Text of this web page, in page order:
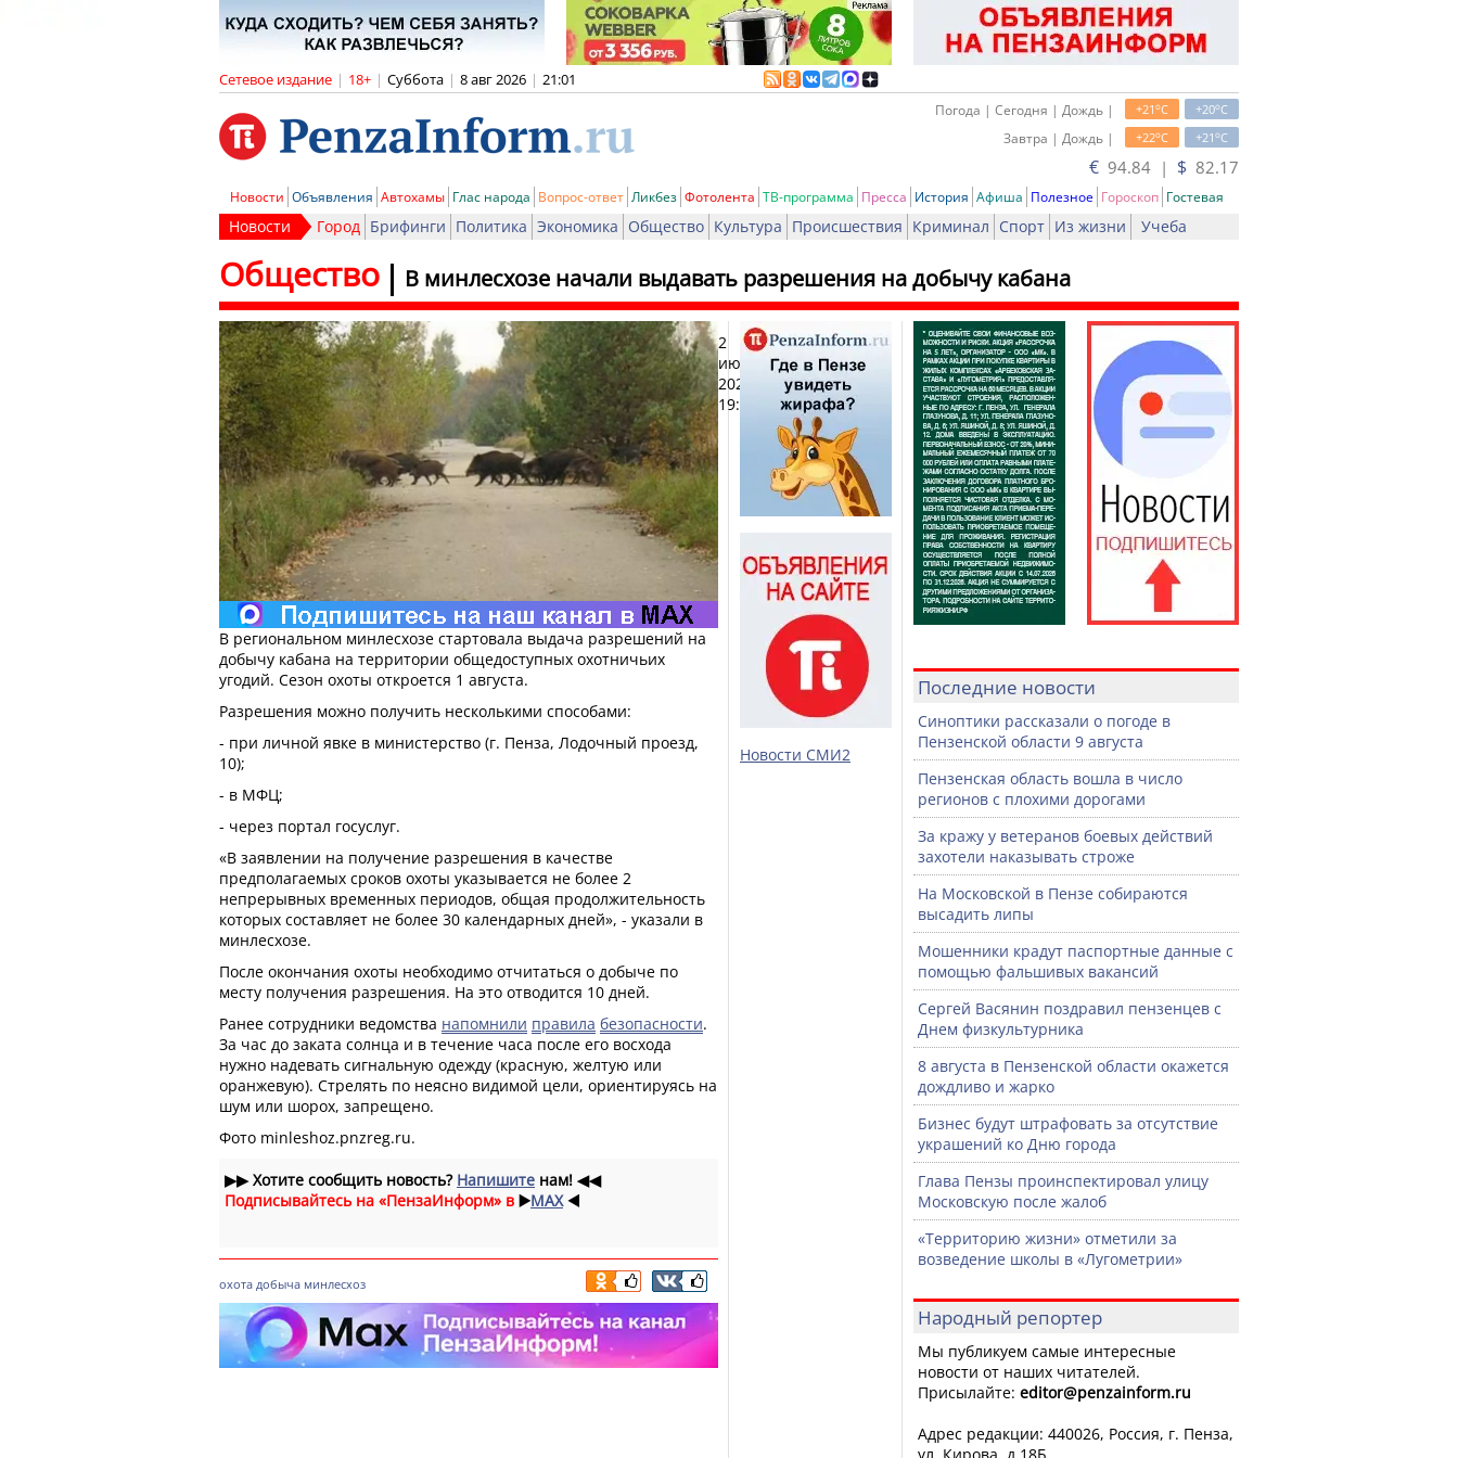
Сетевое издание | 18+ | Суббота | 8 авг 2026 | 21:01
+20oC
+21oC
Погода | Сегодня | Дождь |
+21oC
+22oC
Завтра | Дождь |
€ 94.84 | $ 82.17
Новости Объявления Автохамы Глас народа Вопрос-ответ Ликбез Фотолента ТВ-программа Пресса История Афиша Полезное Гороскоп Гостевая
Новости Город Брифинги Политика Экономика Общество Культура Происшествия Криминал Спорт Из жизни Учеба
В минлесхозе начали выдавать разрешения на добычу кабана
Общество
2
июля
2026,
19:29
Печать
В региональном минлесхозе стартовала выдача разрешений на
добычу кабана на территории общедоступных охотничьих
угодий. Сезон охоты откроется 1 августа.
Разрешения можно получить несколькими способами:
- при личной явке в министерство (г. Пенза, Лодочный проезд,
10);
- в МФЦ;
- через портал госуслуг.
«В заявлении на получение разрешения в качестве
предполагаемых сроков охоты указывается не более 2
непрерывных временных периодов, общая продолжительность
которых составляет не более 30 календарных дней», - указали в
минлесхозе.
После окончания охоты необходимо отчитаться о добыче по
месту получения разрешения. На это отводится 10 дней.
Ранее сотрудники ведомства напомнили правила безопасности.
За час до заката солнца и в течение часа после его восхода
нужно надевать сигнальную одежду (красную, желтую или
оранжевую). Стрелять по неясно видимой цели, ориентируясь на
шум или шорох, запрещено.
Фото minleshoz.pnzreg.ru.
▶▶Хотите сообщить новость? Напишите нам! ◀◀
Подписывайтесь на «ПензаИнформ» в ▶️MAX ◀️
охота добыча минлесхоз
Новости СМИ2
Последние новости
Синоптики рассказали о погоде в
Пензенской области 9 августа
Пензенская область вошла в число
регионов с плохими дорогами
За кражу у ветеранов боевых действий
захотели наказывать строже
На Московской в Пензе собираются
высадить липы
Мошенники крадут паспортные данные с
помощью фальшивых вакансий
Сергей Васянин поздравил пензенцев с
Днем физкультурника
8 августа в Пензенской области окажется
дождливо и жарко
Бизнес будут штрафовать за отсутствие
украшений ко Дню города
Глава Пензы проинспектировал улицу
Московскую после жалоб
«Территорию жизни» отметили за
возведение школы в «Лугометрии»
Народный репортер
Мы публикуем самые интересные
новости от наших читателей.
Присылайте: editor@penzainform.ru
Адрес редакции: 440026, Россия, г. Пенза,